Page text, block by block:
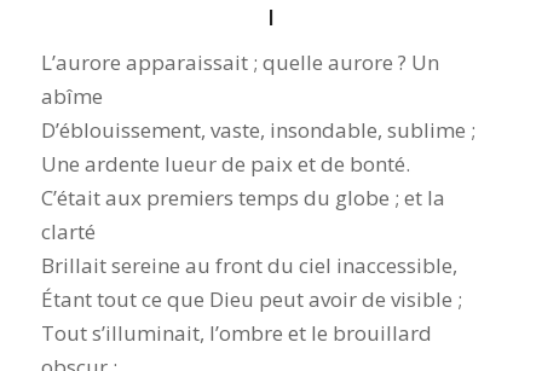
I
L’aurore apparaissait ; quelle aurore ? Un
abîme
D’éblouissement, vaste, insondable, sublime ;
Une ardente lueur de paix et de bonté.
C’était aux premiers temps du globe ; et la
clarté
Brillait sereine au front du ciel inaccessible,
Étant tout ce que Dieu peut avoir de visible ;
Tout s’illuminait, l’ombre et le brouillard